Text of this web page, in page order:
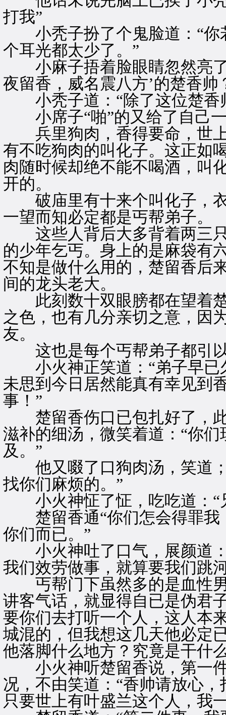
打我”
小秃子扮了个鬼脸道：“你
个耳光都太少了。”
小麻子捂着脸眼睛忽然亮了
夜留香，威名震八方’的楚香帅
小秃子道：“除了这位楚香
小席子“啪”的又给了自己
兵里狗肉，香得要命，世上
有不吃狗肉的叫化子。这正如
肉随时候却绝不能不喝酒，叫
开的。
破庙里有十来个叫化子，衣
一望而知必定都是丐帮弟子。
这些人背后大多背着两三只
的少年乞丐。身上的是麻袋有
不知是做什么用的，楚留香后
间的龙头老大。
此刻数十双眼膀都在望着楚
之色，也有几分亲切之意，因
友。
这也是每个丐帮弟子都引
小火神正笑道：“弟子早已
未思到今日居然能真有幸见到
事！”
楚留香伤口已包扎好了，此
滋补的细汤，微笑着道：“你
及。”
他又啜了口狗肉汤，笑道；
找你们麻烦的。”
小火神怔了怔，吃吃道：“
楚留香通“你们怎会得罪我
你们而已。”
小火神吐了口气，展颜道：
我们效劳做事，就算要我们跳
丐帮门下虽然多的是血性男
讲客气话，就显得自已是伪君
要你们去打听一个人，这人本
城混的，但我想这几天他必定
他落脚什么地方？究竟是干什
小火神听楚留香说，第一件
况，不由笑道：“香帅请放心
只要世上有叶盛兰这个人，我